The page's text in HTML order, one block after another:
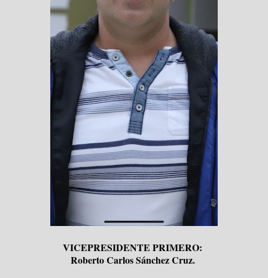
VICEPRESIDENTE PRIMERO:
Roberto Carlos Sánchez Cruz.